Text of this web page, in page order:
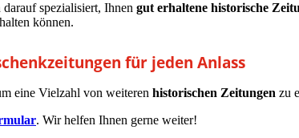
spezialisiert, Ihnen gut erhaltene historische
können.
für jeden Anlass
eine Vielzahl von weiteren historischen Zeitungen zu
. Wir helfen Ihnen gerne weiter!